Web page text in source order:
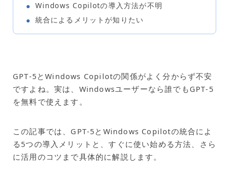
Windows Copilotの導入方法が不明
統合によるメリットが知りたい
GPT‑5とWindows Copilotの関係がよく分からず不安
ですよね。実は、Windowsユーザーなら誰でもGPT‑5
を無料で使えます。
この記事では、GPT‑5とWindows Copilotの統合によ
る5つの導入メリットと、すぐに使い始める方法、さら
に活用のコツまで具体的に解説します。